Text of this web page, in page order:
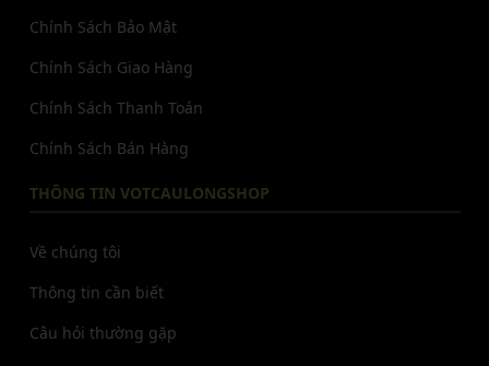
Chính Sách Bảo Mật
Chính Sách Giao Hàng
Chính Sách Thanh Toán
Chính Sách Bán Hàng
THÔNG TIN VOTCAULONGSHOP
Về chúng tôi
Thông tin cần biết
Câu hỏi thường gặp